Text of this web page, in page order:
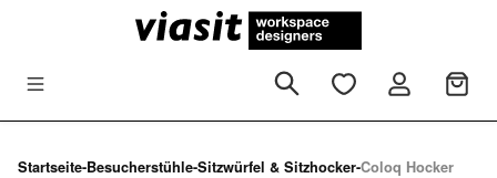
Zum Hauptinhalt springen
Startseite-Besucherstühle-Sitzwürfel & Sitzhocker-Coloq Hocker